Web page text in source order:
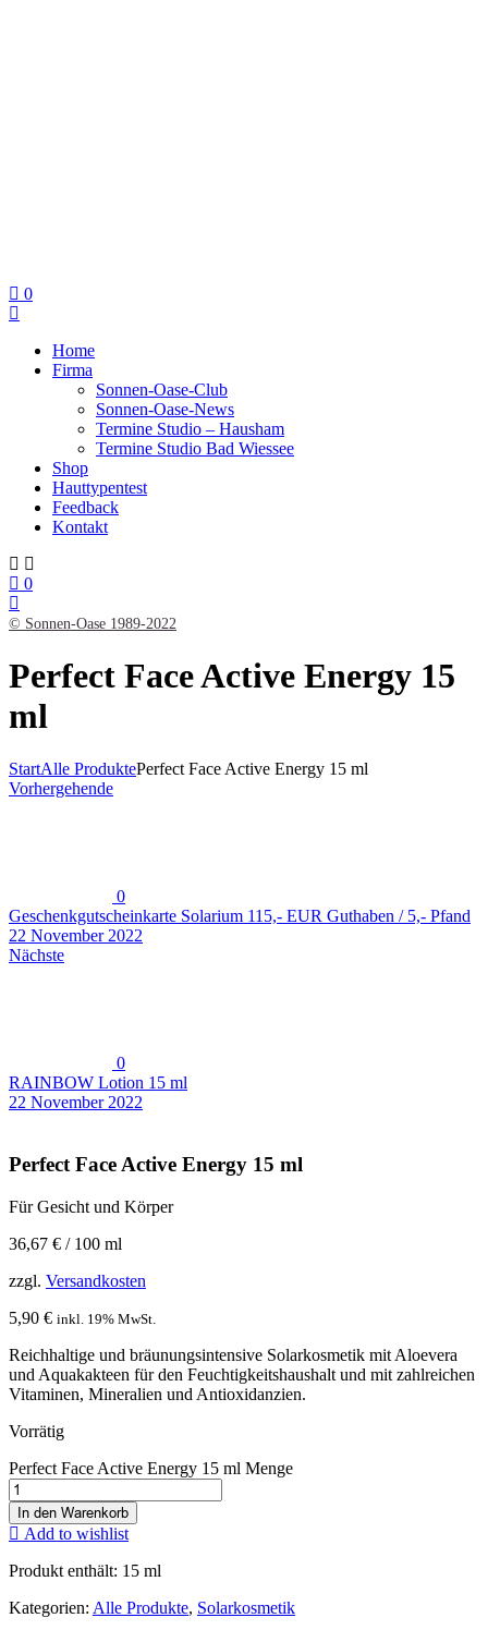
0
Home
Firma
Sonnen-Oase-Club
Sonnen-Oase-News
Termine Studio – Hausham
Termine Studio Bad Wiessee
Shop
Hauttypentest
Feedback
Kontakt
0
© Sonnen-Oase 1989-2022
Perfect Face Active Energy 15
ml
StartAlle ProduktePerfect Face Active Energy 15 ml
Vorhergehende
0
Geschenkgutscheinkarte Solarium 115,- EUR Guthaben / 5,- Pfand
22 November 2022
Nächste
0
RAINBOW Lotion 15 ml
22 November 2022
Perfect Face Active Energy 15 ml
Für Gesicht und Körper
36,67 € / 100 ml
zzgl. Versandkosten
5,90 € inkl. 19% MwSt.
Reichhaltige und bräunungsintensive Solarkosmetik mit Aloevera
und Aquakakteen für den Feuchtigkeitshaushalt und mit zahlreichen
Vitaminen, Mineralien und Antioxidanzien.
Vorrätig
Perfect Face Active Energy 15 ml Menge
In den Warenkorb
Add to wishlist
Produkt enthält: 15 ml
Kategorien: Alle Produkte, Solarkosmetik